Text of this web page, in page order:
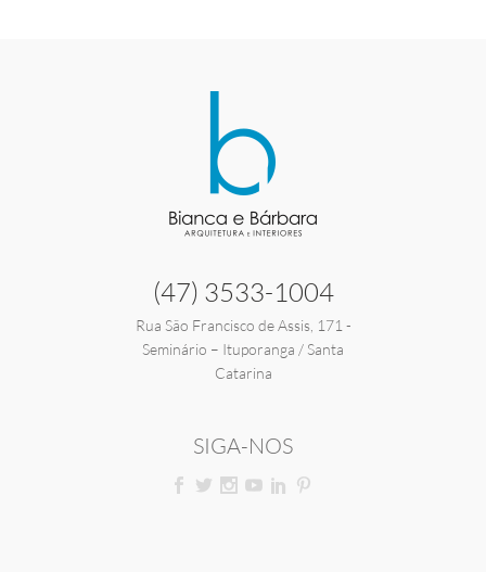
(47) 3533-1004
Rua São Francisco de Assis, 171 -
Seminário – Ituporanga / Santa
Catarina
SIGA-NOS